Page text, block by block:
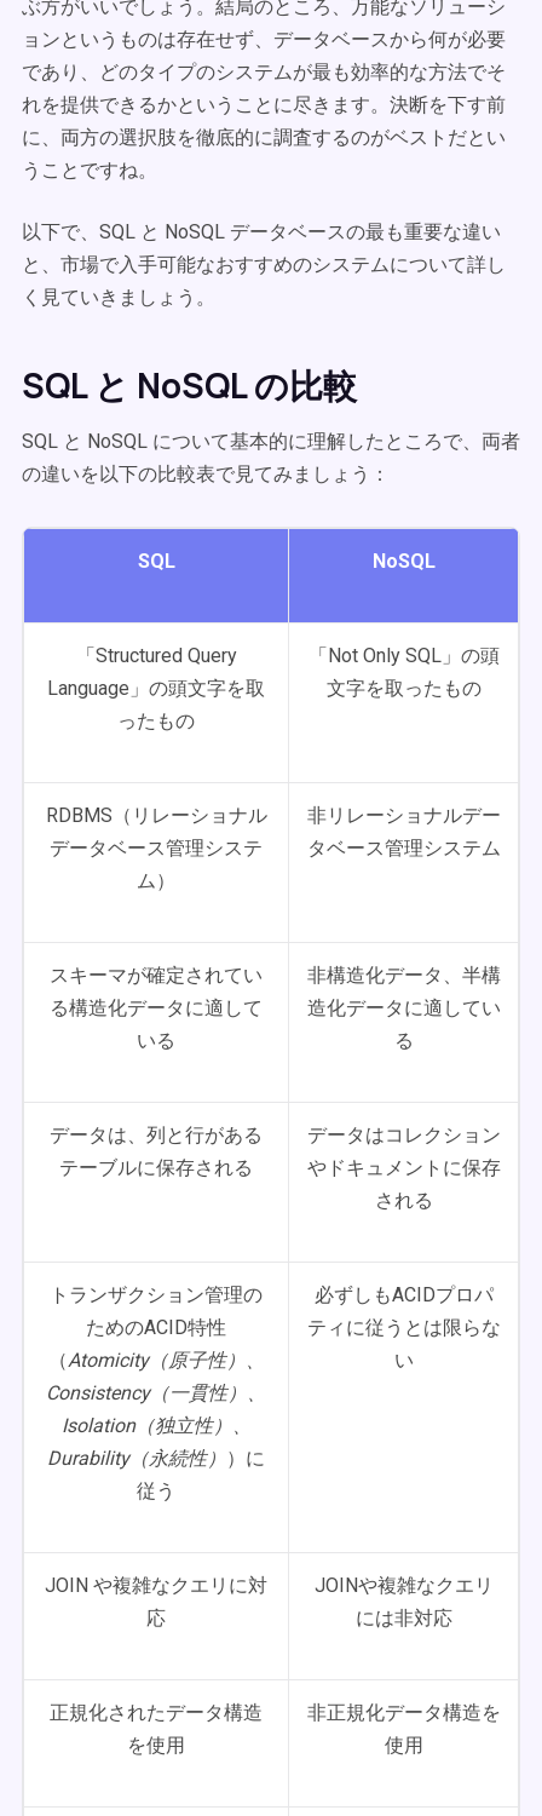
ぶ方がいいでしょう。結局のところ、万能なソリューシ
ョンというものは存在せず、データベースから何が必要
であり、どのタイプのシステムが最も効率的な方法でそ
れを提供できるかということに尽きます。決断を下す前
に、両方の選択肢を徹底的に調査するのがベストだとい
うことですね。
以下で、SQL と NoSQL データベースの最も重要な違い
と、市場で入手可能なおすすめのシステムについて詳し
く見ていきましょう。
SQL と NoSQL の比較
SQL と NoSQL について基本的に理解したところで、両者
の違いを以下の比較表で見てみましょう：
SQL NoSQL
「Structured Query
Language」の頭文字を取
ったもの
「Not Only SQL」の頭
文字を取ったもの
RDBMS（リレーショナル
データベース管理システ
ム）
非リレーショナルデー
タベース管理システム
スキーマが確定されてい
る構造化データに適して
いる
非構造化データ、半構
造化データに適してい
る
データは、列と行がある
テーブルに保存される
データはコレクション
やドキュメントに保存
される
トランザクション管理の
ためのACID特性
（Atomicity（原子性）、
Consistency（一貫性）、
Isolation（独立性）、
Durability（永続性） ）に
従う
必ずしもACIDプロパ
ティに従うとは限らな
い
JOIN や複雑なクエリに対
応
JOINや複雑なクエリ
には非対応
正規化されたデータ構造
を使用
非正規化データ構造を
使用